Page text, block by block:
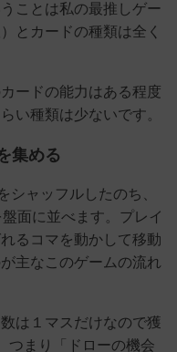
うことは私の最推しゲー
とカードの種類は全く
ードの能力はある程度
い種類は少ないです。
集める
シャッフルしたのち、
面に並べます。プレイ
るコマを動かして移動
主なこのゲームの流れ
は１マスだけなので獲
つまり「ドローの機会